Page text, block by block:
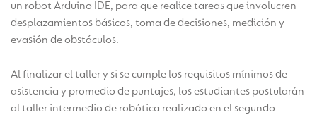
un robot Arduino IDE, para que realice tareas que involucren
desplazamientos básicos, toma de decisiones, medición y
evasión de obstáculos.
Al finalizar el taller y si se cumple los requisitos mínimos de
asistencia y promedio de puntajes, los estudiantes postularán
al taller intermedio de robótica realizado en el segundo